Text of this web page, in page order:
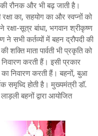
रौनक और भी बढ़ जाती है।
का, सहयोग का और स्वप्नों को
सूत्र बांधा, भगवान श्रीकृष्ण
सभी कर्तव्यों में बहन द्रौपदी की
शक्ति माता पार्वती भी प्रकृति को
करती हैं। इसी प्रकार
निवारण करती हैं। बहनों, बुआ
समृध्दि होती है। मुख्यमंत्री डॉ.
बहनों द्वारा आयोजित